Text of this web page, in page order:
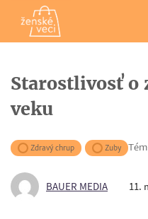
Starostlivosť o
veku
Zdravý chrup Zuby
BAUER MEDIA 11.